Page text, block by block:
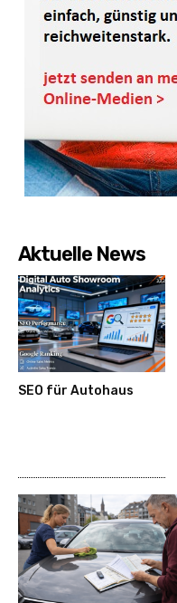
Aktuelle News
SEO für Autohaus